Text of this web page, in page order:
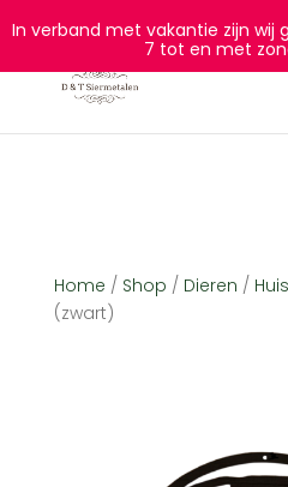
0628932940
Home / Shop / Dieren /
(zwart)
In verband met vakantie zijn wij
7 tot en met